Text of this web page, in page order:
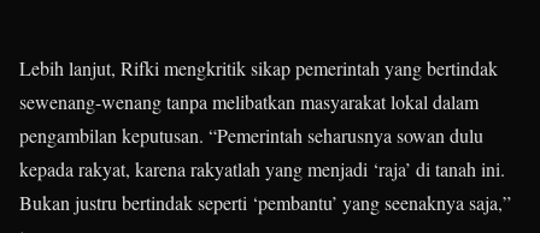
Lebih lanjut, Rifki mengkritik sikap pemerintah yang bertindak
sewenang-wenang tanpa melibatkan masyarakat lokal dalam
pengambilan keputusan. “Pemerintah seharusnya sowan dulu
kepada rakyat, karena rakyatlah yang menjadi ‘raja’ di tanah ini.
Bukan justru bertindak seperti ‘pembantu’ yang seenaknya saja,”